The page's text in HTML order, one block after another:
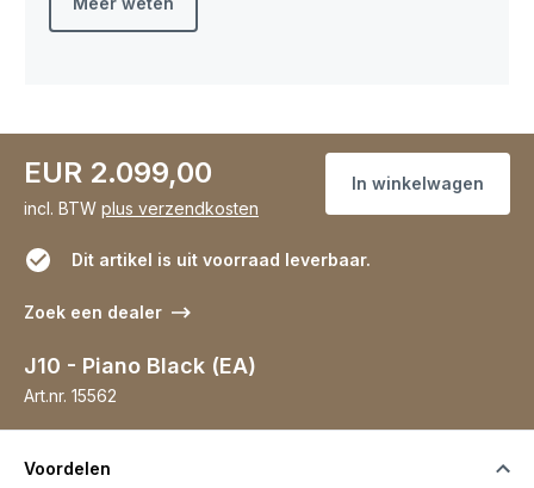
EUR 2.099,00
incl. BTW plus verzendkosten
In winkelwagen
Dit artikel is uit voorraad leverbaar.
Zoek een dealer
J10 - Piano Black (EA)
Art.nr. 15562
Voordelen